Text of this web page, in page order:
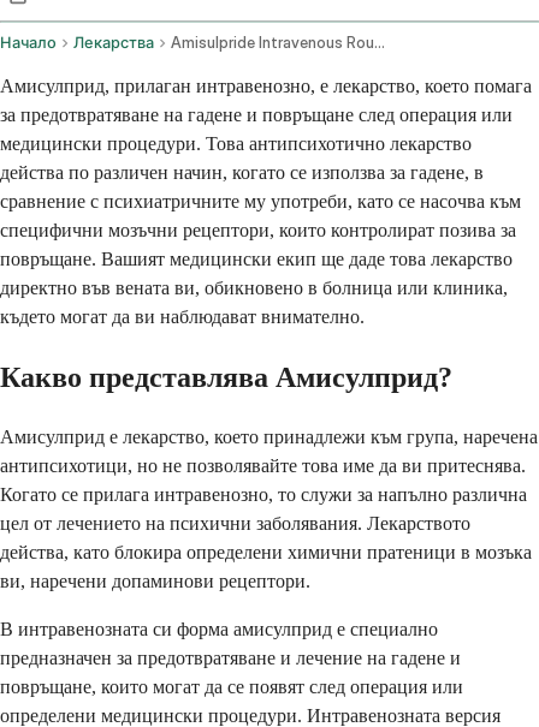
Начало Лекарства Amisulpride Intravenous Route
Амисулприд, прилаган интравенозно, е лекарство, което помага
за предотвратяване на гадене и повръщане след операция или
медицински процедури. Това антипсихотично лекарство
действа по различен начин, когато се използва за гадене, в
сравнение с психиатричните му употреби, като се насочва към
специфични мозъчни рецептори, които контролират позива за
повръщане. Вашият медицински екип ще даде това лекарство
директно във вената ви, обикновено в болница или клиника,
където могат да ви наблюдават внимателно.
Какво представлява Амисулприд?
Амисулприд е лекарство, което принадлежи към група, наречена
антипсихотици, но не позволявайте това име да ви притеснява.
Когато се прилага интравенозно, то служи за напълно различна
цел от лечението на психични заболявания. Лекарството
действа, като блокира определени химични пратеници в мозъка
ви, наречени допаминови рецептори.
В интравенозната си форма амисулприд е специално
предназначен за предотвратяване и лечение на гадене и
повръщане, които могат да се появят след операция или
определени медицински процедури. Интравенозната версия